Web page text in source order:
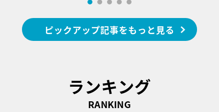
ピックアップ記事をもっと見る
ランキング
RANKING